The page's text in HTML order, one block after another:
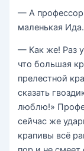
— А профессор
маленькая Ида.
— Как же! Раз
что большая
прелестной
сказать
люблю!»
сейчас же
крапивы всё